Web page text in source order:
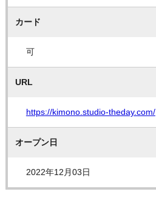
カード
可
URL
https://kimono.studio-theday.com/
オープン日
2022年12月03日